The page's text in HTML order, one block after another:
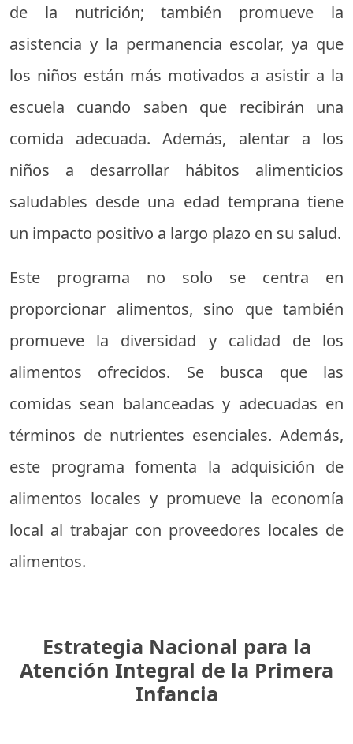
de la nutrición; también promueve la
asistencia y la permanencia escolar, ya que
los niños están más motivados a asistir a la
escuela cuando saben que recibirán una
comida adecuada. Además, alentar a los
niños a desarrollar hábitos alimenticios
saludables desde una edad temprana tiene
un impacto positivo a largo plazo en su salud.
Este programa no solo se centra en
proporcionar alimentos, sino que también
promueve la diversidad y calidad de los
alimentos ofrecidos. Se busca que las
comidas sean balanceadas y adecuadas en
términos de nutrientes esenciales. Además,
este programa fomenta la adquisición de
alimentos locales y promueve la economía
local al trabajar con proveedores locales de
alimentos.
Estrategia Nacional para la
Atención Integral de la Primera
Infancia